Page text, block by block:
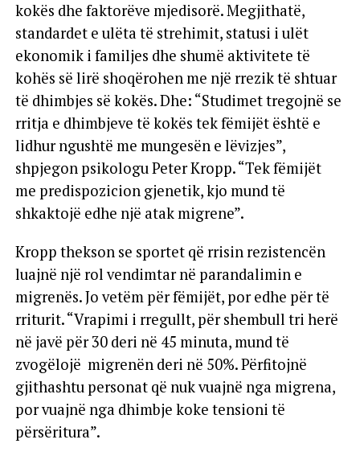
kokës dhe faktorëve mjedisorë. Megjithatë,
standardet e ulëta të strehimit, statusi i ulët
ekonomik i familjes dhe shumë aktivitete të
kohës së lirë shoqërohen me një rrezik të shtuar
të dhimbjes së kokës. Dhe: “Studimet tregojnë se
rritja e dhimbjeve të kokës tek fëmijët është e
lidhur ngushtë me mungesën e lëvizjes”,
shpjegon psikologu Peter Kropp. “Tek fëmijët
me predispozicion gjenetik, kjo mund të
shkaktojë edhe një atak migrene”.
Kropp thekson se sportet që rrisin rezistencën
luajnë një rol vendimtar në parandalimin e
migrenës. Jo vetëm për fëmijët, por edhe për të
rriturit. “Vrapimi i rregullt, për shembull tri herë
në javë për 30 deri në 45 minuta, mund të
zvogëlojë migrenën deri në 50%. Përfitojnë
gjithashtu personat që nuk vuajnë nga migrena,
por vuajnë nga dhimbje koke tensioni të
përsëritura”.